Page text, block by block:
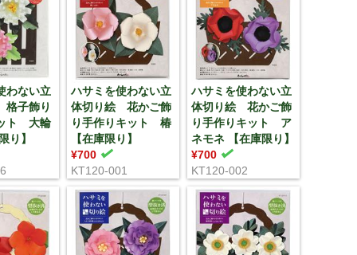
わない立
子飾り
ト 大輪
り】
ハサミを使わない立
体切り絵 花かご飾
り手作りキット 椿
【在庫限り】
¥700
KT120-001
ハサミを使わない立
体切り絵 花かご飾
り手作りキット ア
ネモネ 【在庫限り】
¥700
KT120-002